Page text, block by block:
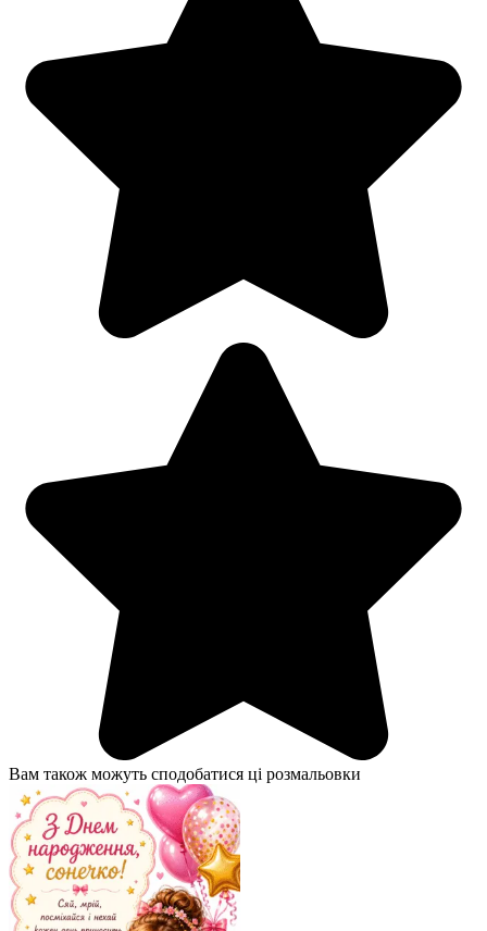
Вам також можуть сподобатися ці розмальовки